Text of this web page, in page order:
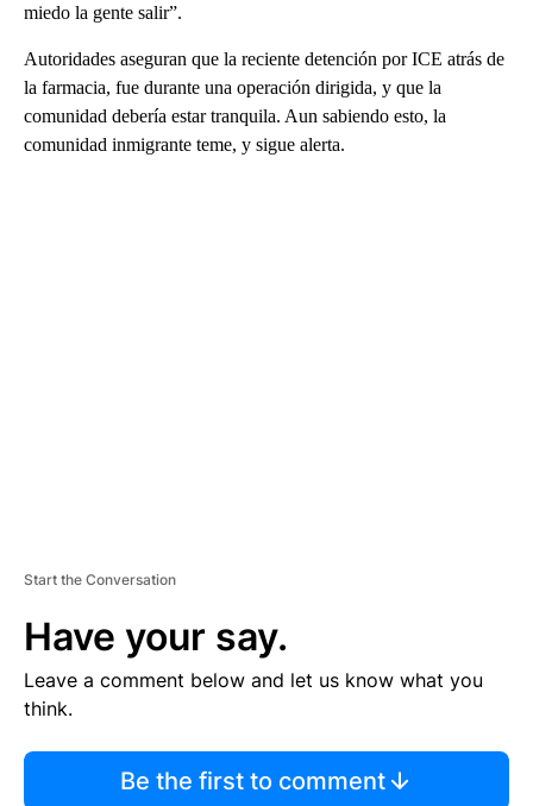
miedo la gente salir”.
Autoridades aseguran que la reciente detención por ICE atrás de
la farmacia, fue durante una operación dirigida, y que la
comunidad debería estar tranquila. Aun sabiendo esto, la
comunidad inmigrante teme, y sigue alerta.
Start the Conversation
Have your say.
Leave a comment below and let us know what you
think.
Be the first to comment